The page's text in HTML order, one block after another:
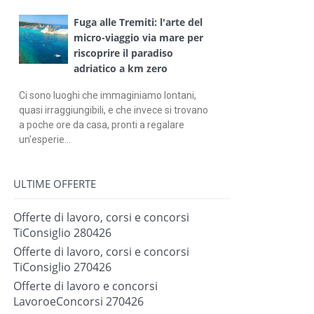
Fuga alle Tremiti: l'arte del
micro-viaggio via mare per
riscoprire il paradiso
adriatico a km zero
Ci sono luoghi che immaginiamo lontani,
quasi irraggiungibili, e che invece si trovano
a poche ore da casa, pronti a regalare
un'esperie...
ULTIME OFFERTE
Offerte di lavoro, corsi e concorsi
TiConsiglio 280426
Offerte di lavoro, corsi e concorsi
TiConsiglio 270426
Offerte di lavoro e concorsi
LavoroeConcorsi 270426